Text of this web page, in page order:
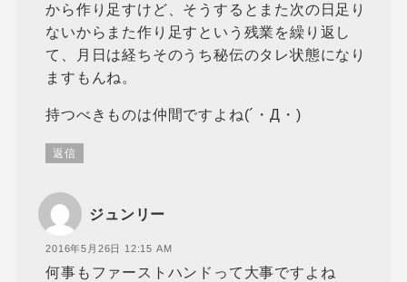
から作り足すけど、そうするとまた次の日足り
ないからまた作り足すという残業を繰り返し
て、月日は経ちそのうち秘伝のタレ状態になり
ますもんね。
持つべきものは仲間ですよね(´・Д・)
返信
ジュンリー
2016年5月26日 12:15 AM
何事もファーストハンドって大事ですよね